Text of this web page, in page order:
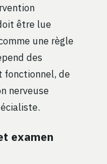
être lue
une règle
des
fonctionnel, de
nerveuse
examen